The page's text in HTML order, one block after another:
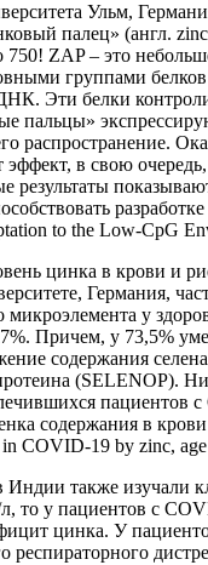
Ульм,
палец» (англ.
750! ZAP – это
группами
Эти белки
распространение.
в свою
to the Low-CpG
цинка в крови и
Германия,
у
Причем, у 73,5%
содержания
пациентов
содержания в
COVID-19 by zinc,
также изучали
л, то у пациентов с
цинка. У